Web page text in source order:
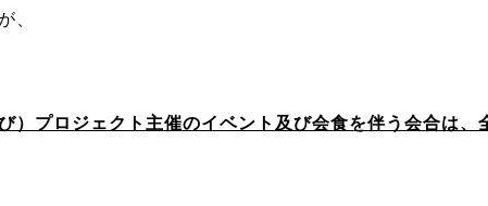
、
）プロジェクト主催のイベント及び会食を伴う会合は、